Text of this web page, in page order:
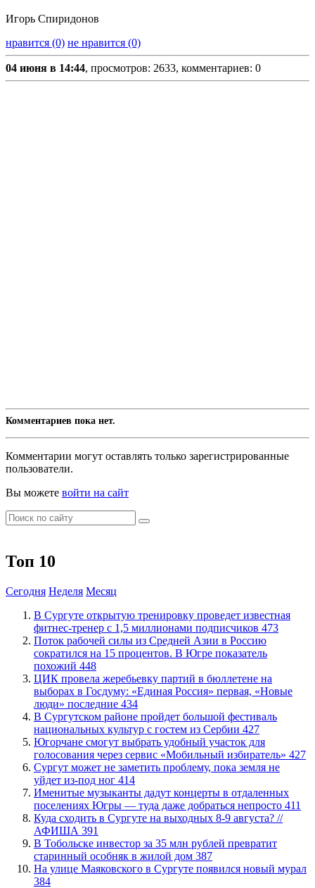
Игорь Спиридонов
нравится (0) не нравится (0)
04 июня в 14:44, просмотров: 2633, комментариев: 0
Комментариев пока нет.
Комментарии могут оставлять только зарегистрированные
пользователи.
Вы можете войти на сайт
Топ 10
Сегодня Неделя Месяц
В Сургуте открытую тренировку проведет известная
фитнес-тренер с 1,5 миллионами подписчиков 473
Поток рабочей силы из Средней Азии в Россию
сократился на 15 процентов. В Югре показатель
похожий 448
ЦИК провела жеребьевку партий в бюллетене на
выборах в Госдуму: «Единая Россия» первая, «Новые
люди» последние 434
В Сургутском районе пройдет большой фестиваль
национальных культур с гостем из Сербии 427
Югорчане смогут выбрать удобный участок для
голосования через сервис «Мобильный избиратель» 427
Сургут может не заметить проблему, пока земля не
уйдет из-под ног 414
Именитые музыканты дадут концерты в отдаленных
поселениях Югры — туда даже добраться непросто 411
​Куда сходить в Сургуте на выходных 8-9 августа? //
АФИША 391
В Тобольске инвестор за 35 млн рублей превратит
старинный особняк в жилой дом 387
​На улице Маяковского в Сургуте появился новый мурал
384